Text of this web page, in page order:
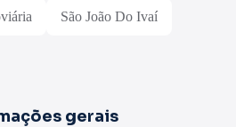
São João Do Ivaí
gerais